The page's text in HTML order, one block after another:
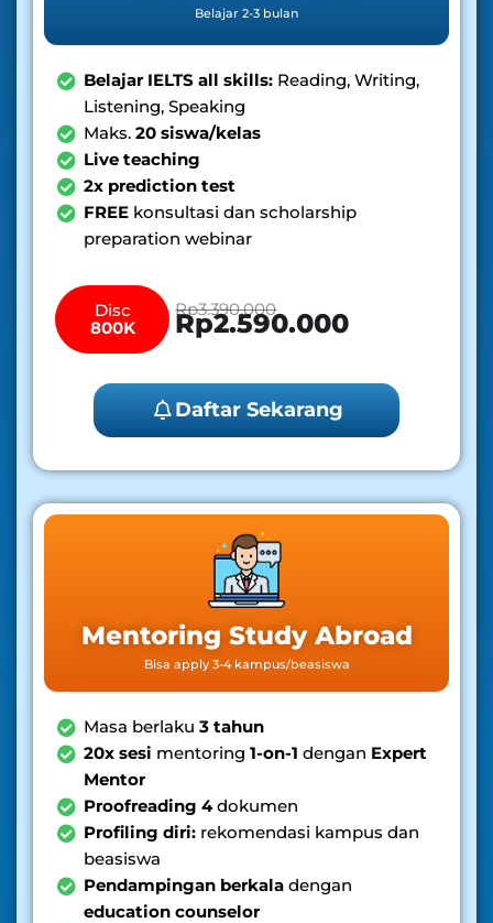
Belajar 2-3 bulan
Belajar IELTS all skills: Reading, Writing,
Listening, Speaking
Maks.20 siswa/kelas
Live teaching
2x prediction test
FREE konsultasi dan scholarship
preparation webinar
Disc
800K
Rp3.390.000
Rp2.590.000
Daftar Sekarang
Mentoring Study Abroad
Bisa apply 3-4 kampus/beasiswa
Masa berlaku3 tahun
20x sesi mentoring1-on-1 dengan Expert
Mentor
Proofreading 4dokumen
Profiling diri: rekomendasi kampus dan
beasiswa
Pendampingan berkala dengan
education counselor